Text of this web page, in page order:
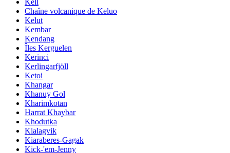
Chaîne volcanique de Keluo
Kelut
Kembar
Kendang
Îles Kerguelen
Kerinci
Kerlingarfjöll
Ketoi
Khangar
Khanuy Gol
Kharimkotan
Harrat Khaybar
Khodutka
Kialagvik
Kiaraberes-Gagak
Kick-'em-Jenny